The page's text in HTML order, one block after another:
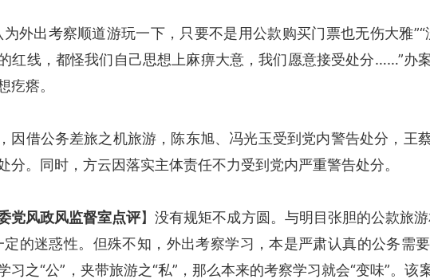
出考察顺道游玩一下，只要不是用公款购买门票也无伤大雅”“
红线，都怪我们自己思想上麻痹大意，我们愿意接受处分……”办
疙瘩。
借公务差旅之机旅游，陈东旭、冯光玉受到党内警告处分，王
分。同时，方云因落实主体责任不力受到党内严重警告处分。
党风政风监督室点评】没有规矩不成方圆。与明目张胆的公款旅
定的迷惑性。但殊不知，外出考察学习，本是严肃认真的公务需
习之“公”，夹带旅游之“私”，那么本来的考察学习就会“变味”。该